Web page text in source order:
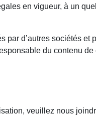
en vigueur, à un
d’autres sociétés
du contenu
veuillez nous